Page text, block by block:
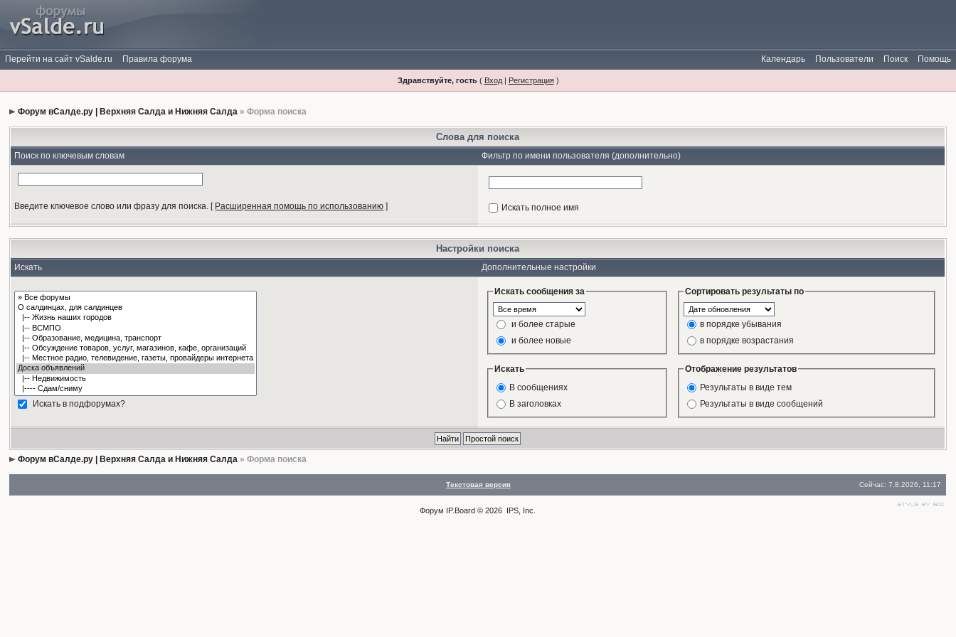
Перейти на сайт vSalde.ru Правила форума Помощь
Поиск
Пользователи
Календарь
Здравствуйте, гость( Вход| Регистрация)
Форум вСалде.ру | Верхняя Салда и Нижняя Салда » Форма поиска
Слова для поиска
Поиск по ключевым словам Фильтр по имени пользователя (дополнительно)
Введите ключевое слово или фразу для поиска. [ Расширенная помощь по использованию ] Искать полное имя
Настройки поиска
Искать Дополнительные настройки
Искать в подфорумах?
Искать сообщения за
и более старые
и более новые
Сортировать результаты по
в порядке убывания
в порядке возрастания
Искать
В сообщениях
В заголовках
Отображение результатов
Результаты в виде тем
Результаты в виде сообщений
Форум вСалде.ру | Верхняя Салда и Нижняя Салда » Форма поиска
Текстовая версия Сейчас: 7.8.2026, 11:17
Форум IP.Board © 2026 IPS, Inc